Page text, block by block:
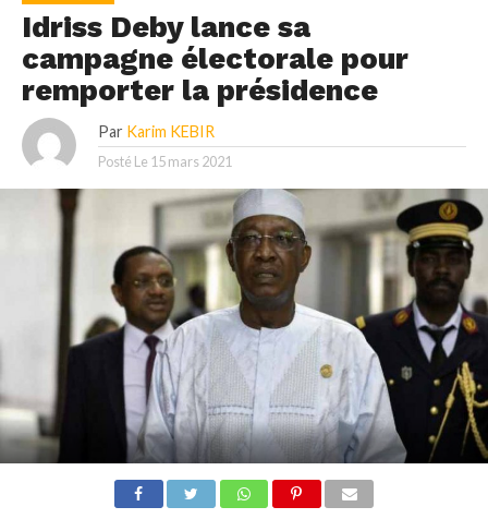
Idriss Deby lance sa
campagne électorale pour
remporter la présidence
Par Karim KEBIR
Posté Le 15 mars 2021